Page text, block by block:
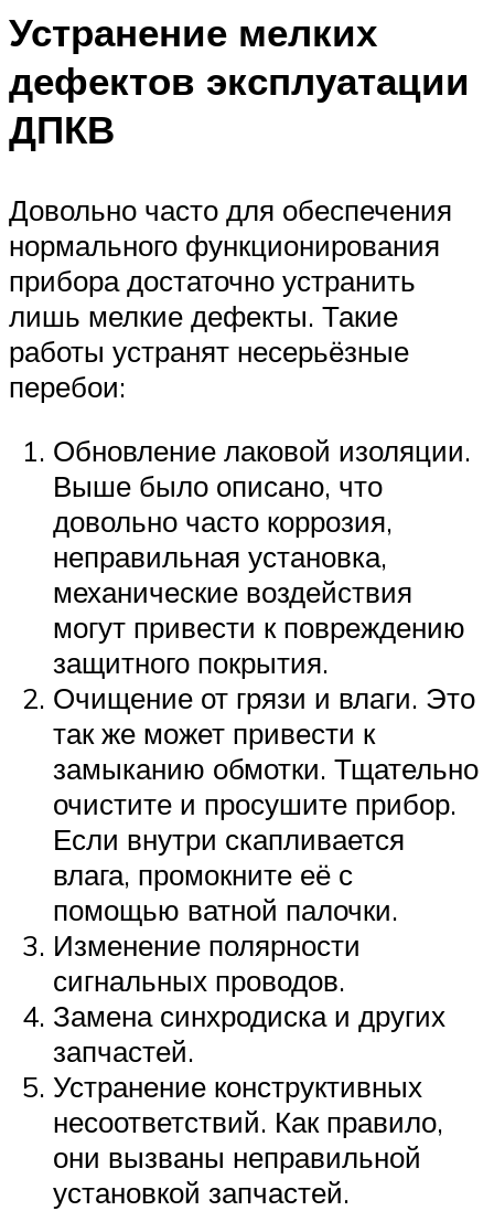
Устранение мелких
дефектов эксплуатации
ДПКВ
Довольно часто для обеспечения
нормального функционирования
прибора достаточно устранить
лишь мелкие дефекты. Такие
работы устранят несерьёзные
перебои:
Обновление лаковой изоляции.
Выше было описано, что
довольно часто коррозия,
неправильная установка,
механические воздействия
могут привести к повреждению
защитного покрытия.
Очищение от грязи и влаги. Это
так же может привести к
замыканию обмотки. Тщательно
очистите и просушите прибор.
Если внутри скапливается
влага, промокните её с
помощью ватной палочки.
Изменение полярности
сигнальных проводов.
Замена синхродиска и других
запчастей.
Устранение конструктивных
несоответствий. Как правило,
они вызваны неправильной
установкой запчастей.